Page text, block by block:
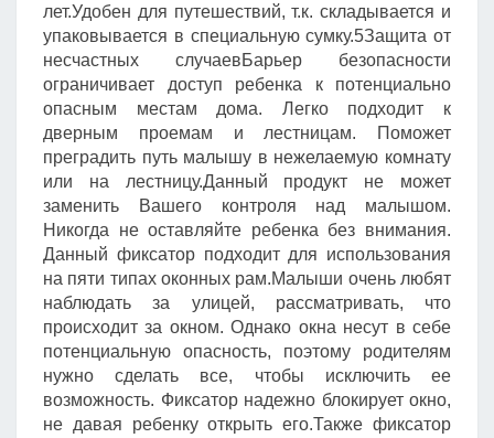
лет.Удобен для путешествий, т.к. складывается и
упаковывается в специальную сумку.5Защита от
несчастных случаевБарьер безопасности
ограничивает доступ ребенка к потенциально
опасным местам дома. Легко подходит к
дверным проемам и лестницам. Поможет
преградить путь малышу в нежелаемую комнату
или на лестницу.Данный продукт не может
заменить Вашего контроля над малышом.
Никогда не оставляйте ребенка без внимания.
Данный фиксатор подходит для использования
на пяти типах оконных рам.Малыши очень любят
наблюдать за улицей, рассматривать, что
происходит за окном. Однако окна несут в себе
потенциальную опасность, поэтому родителям
нужно сделать все, чтобы исключить ее
возможность. Фиксатор надежно блокирует окно,
не давая ребенку открыть его.Также фиксатор